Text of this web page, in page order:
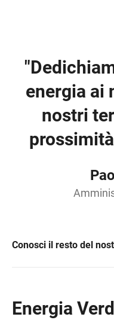
energia ai
nostri
Conosci il resto del
Energia